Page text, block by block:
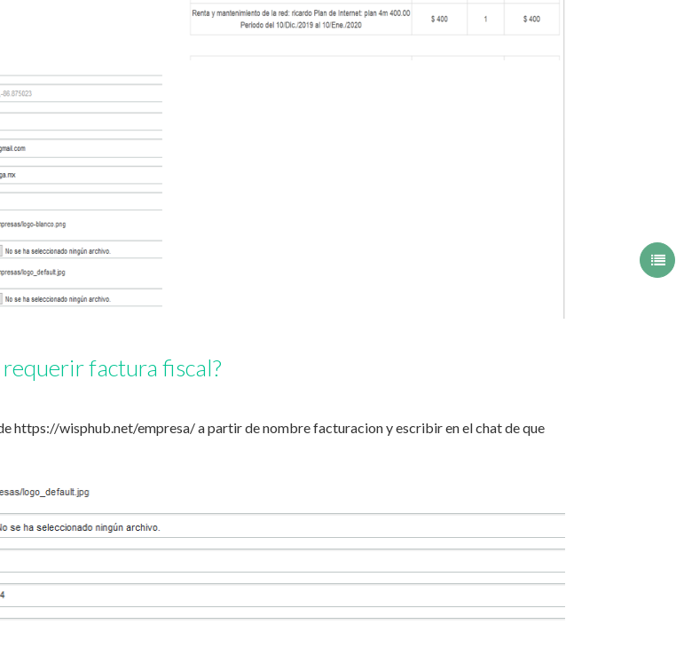
requerir factura fiscal?
https://wisphub.net/empresa/ a partir de nombre facturacion y escribir en el chat de que